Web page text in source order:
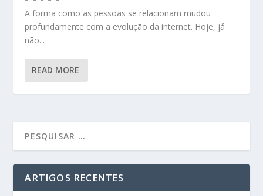
A forma como as pessoas se relacionam mudou
profundamente com a evolução da internet. Hoje, já
não...
READ MORE
ARTIGOS RECENTES